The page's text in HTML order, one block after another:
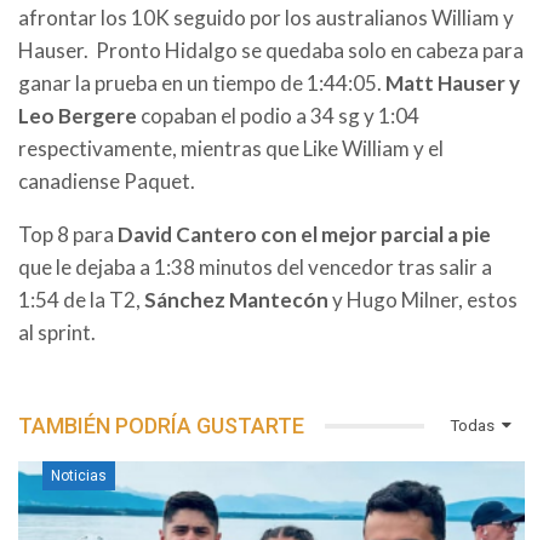
afrontar los 10K seguido por los australianos William y
Hauser. Pronto Hidalgo se quedaba solo en cabeza para
ganar la prueba en un tiempo de 1:44:05. Matt Hauser y
Leo Bergere copaban el podio a 34 sg y 1:04
respectivamente, mientras que Like William y el
canadiense Paquet.
Top 8 para David Cantero con el mejor parcial a pie
que le dejaba a 1:38 minutos del vencedor tras salir a
1:54 de la T2,Sánchez Mantecóny Hugo Milner, estos
al sprint.
Todas
TAMBIÉN PODRÍA GUSTARTE
Noticias